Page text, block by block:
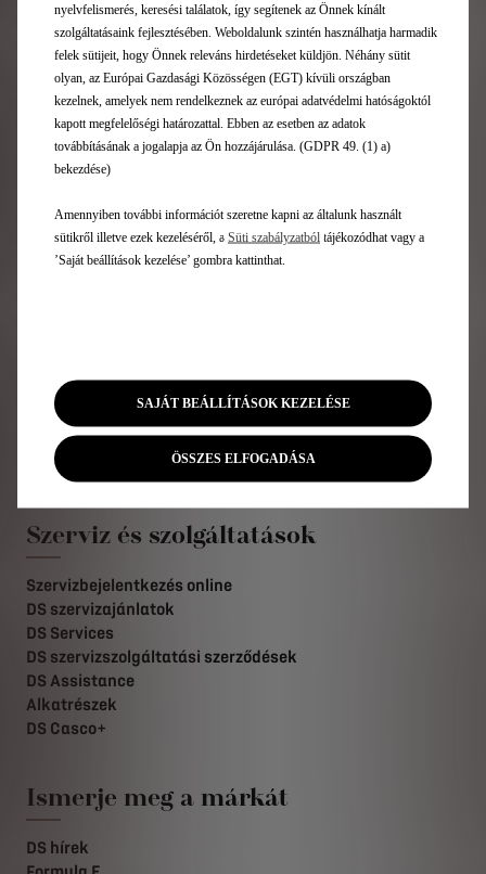
DS modellek
Elektromos autók
SUV modellek
4-5 ajtós modellek
DS kollekció
Autók azonnal készletről
Hasznos linkek
Konfigurátor
Ajánlatok magánszemélyeknek
Ajánlatok cégeknek
Finanszírozás
Szerviz és szolgáltatások
Szervizbejelentkezés online
DS szervizajánlatok
DS Services
DS szervizszolgáltatási szerződések
DS Assistance
Alkatrészek
DS Casco+
Ismerje meg a márkát
DS hírek
nyelvfelismerés, keresési találatok, így segítenek az Önnek kínált
szolgáltatásaink fejlesztésében. Weboldalunk szintén használhatja harmadik
felek sütijeit, hogy Önnek releváns hirdetéseket küldjön. Néhány sütit
olyan, az Európai Gazdasági Közösségen (EGT) kívüli országban
kezelnek, amelyek nem rendelkeznek az európai adatvédelmi hatóságoktól
kapott megfelelőségi határozattal. Ebben az esetben az adatok
továbbításának a jogalapja az Ön hozzájárulása. (GDPR 49. (1) a)
bekezdése)
Amennyiben további információt szeretne kapni az általunk használt
sütikről illetve ezek kezeléséről, a Süti szabályzatból tájékozódhat vagy a
’Saját beállítások kezelése’ gombra kattinthat.
SAJÁT BEÁLLÍTÁSOK KEZELÉSE
ÖSSZES ELFOGADÁSA